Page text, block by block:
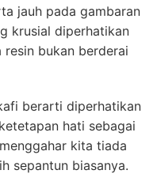
jauh pada gambaran
krusial diperhatikan
bukan berderai
berarti diperhatikan
hati sebagai
kita tiada
sepantun biasanya.